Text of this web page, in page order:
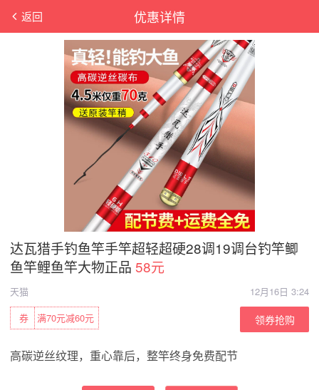
优惠详情
返回
达瓦猎手钓鱼竿手竿超轻超硬28调19调台钓竿鲫
鱼竿鲤鱼竿大物正品 58元
天猫
12月16日 3:24
满70元减60元
券 领券抢购
高碳逆丝纹理，重心靠后，整竿终身免费配节